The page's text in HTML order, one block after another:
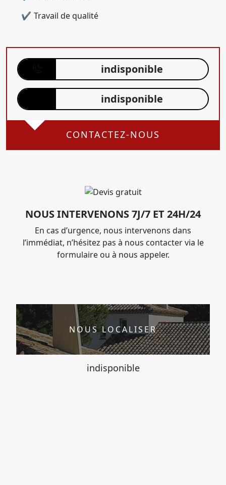
Travail de qualité
indisponible
indisponible
CONTACTEZ-NOUS
NOUS INTERVENONS 7J/7 ET 24H/24
En cas d’urgence, nous intervenons dans
l’immédiat, n’hésitez pas à nous contacter via le
formulaire ou à nous appeler.
NOUS LOCALISER
indisponible